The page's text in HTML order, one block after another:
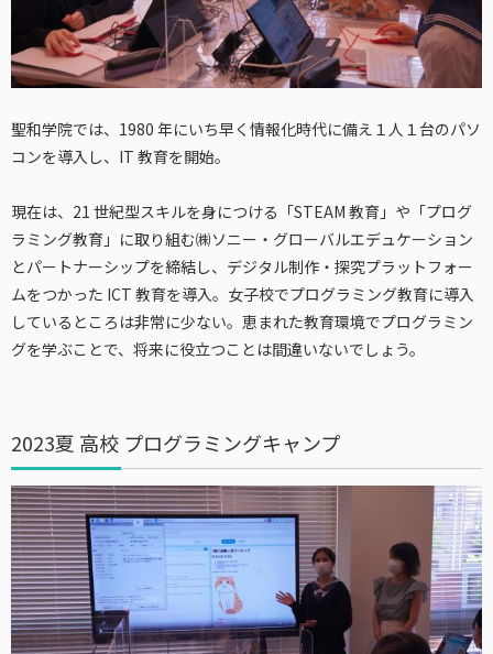
聖和学院では、1980 年にいち早く情報化時代に備え１⼈１台のパソ
コンを導⼊し、IT 教育を開始。
現在は、21 世紀型スキルを⾝につける「STEAM 教育」や「プログ
ラミング教育」に取り組む㈱ソニー・グローバルエデュケーション
とパートナーシップを締結し、デジタル制作・探究プラットフォー
ムをつかった ICT 教育を導⼊。女子校でプログラミング教育に導入
しているところは非常に少ない。恵まれた教育環境でプログラミン
グを学ぶことで、将来に役立つことは間違いないでしょう。
2023夏 高校 プログラミングキャンプ